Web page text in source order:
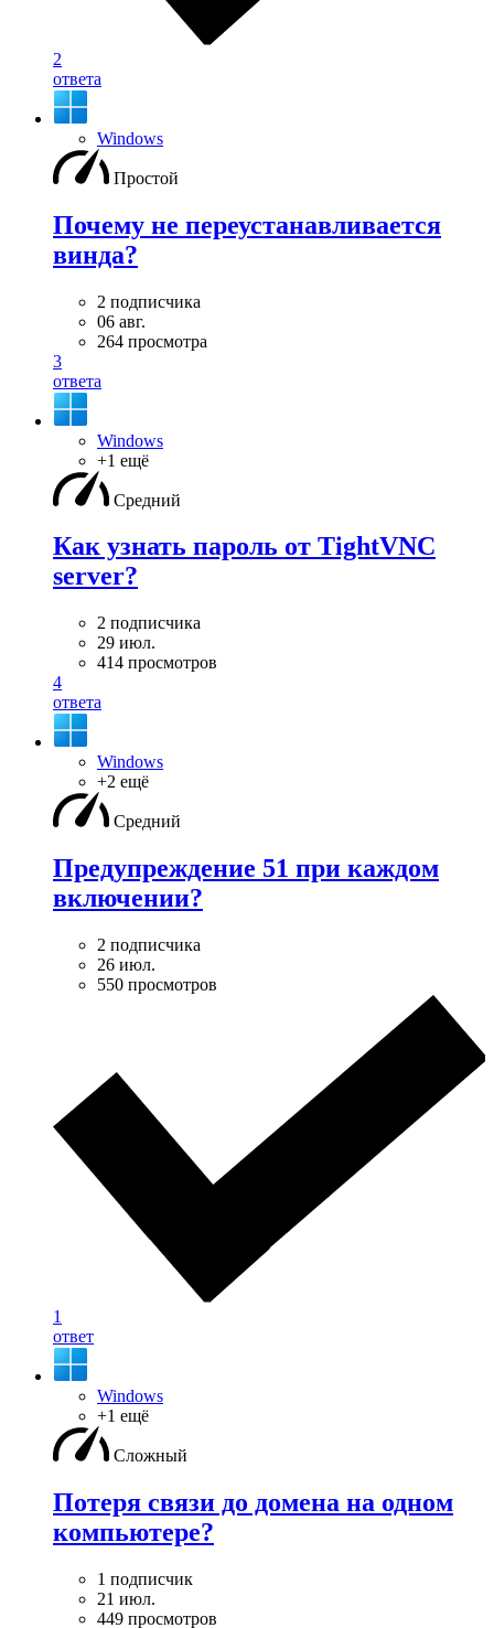
2
ответа
Windows
Простой
Почему не переустанавливается
винда?
2 подписчика
06 авг.
264 просмотра
3
ответа
Windows
+1 ещё
Средний
Как узнать пароль от TightVNC
server?
2 подписчика
29 июл.
414 просмотров
4
ответа
Windows
+2 ещё
Средний
Предупреждение 51 при каждом
включении?
2 подписчика
26 июл.
550 просмотров
1
ответ
Windows
+1 ещё
Сложный
Потеря связи до домена на одном
компьютере?
1 подписчик
21 июл.
449 просмотров